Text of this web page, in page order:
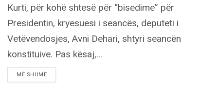
Kurti, për kohë shtesë për “bisedime” për
Presidentin, kryesuesi i seancës, deputeti i
Vetëvendosjes, Avni Dehari, shtyri seancën
konstituive. Pas kësaj,...
MË SHUMËDETAILS